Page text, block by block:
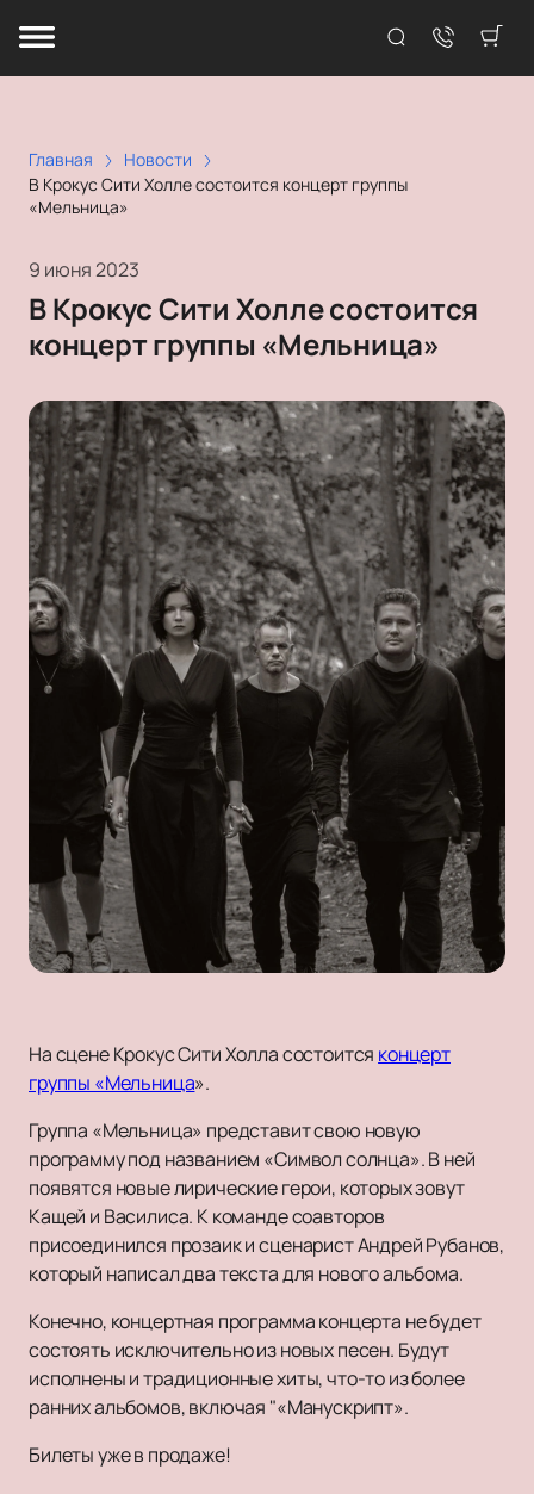
Главная
Новости
В Крокус Сити Холле состоится концерт группы
«Мельница»
9 июня 2023
В Крокус Сити Холле состоится
концерт группы «Мельница»
На сцене Крокус Сити Холла состоится концерт
группы «Мельница».
Группа «Мельница» представит свою новую
программу под названием «Символ солнца». В ней
появятся новые лирические герои, которых зовут
Кащей и Василиса. К команде соавторов
присоединился прозаик и сценарист Андрей Рубанов,
который написал два текста для нового альбома.
Конечно, концертная программа концерта не будет
состоять исключительно из новых песен. Будут
исполнены и традиционные хиты, что-то из более
ранних альбомов, включая "«Манускрипт».
Билеты уже в продаже!